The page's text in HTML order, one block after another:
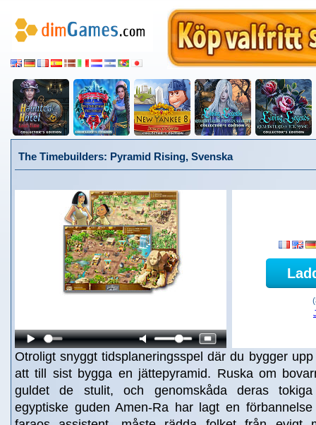
The Timebuilders: Pyramid Rising, Svenska
Otroligt snyggt tidsplaneringsspel där du bygger
att till sist bygga en jättepyramid. Ruska om
guldet de stulit, och genomskåda deras tokiga
egyptiske guden Amen-Ra har lagt en